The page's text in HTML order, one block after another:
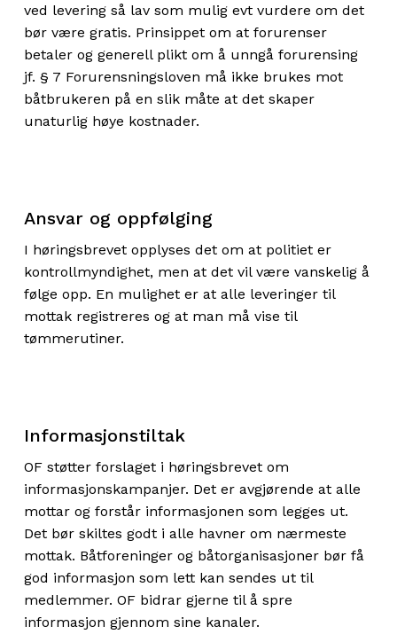
ved levering så lav som mulig evt vurdere om det
bør være gratis. Prinsippet om at forurenser
betaler og generell plikt om å unngå forurensing
jf. § 7 Forurensningsloven må ikke brukes mot
båtbrukeren på en slik måte at det skaper
unaturlig høye kostnader.
Ansvar og oppfølging
I høringsbrevet opplyses det om at politiet er
kontrollmyndighet, men at det vil være vanskelig å
følge opp. En mulighet er at alle leveringer til
mottak registreres og at man må vise til
tømmerutiner.
Informasjonstiltak
OF støtter forslaget i høringsbrevet om
informasjonskampanjer. Det er avgjørende at alle
mottar og forstår informasjonen som legges ut.
Det bør skiltes godt i alle havner om nærmeste
mottak. Båtforeninger og båtorganisasjoner bør få
god informasjon som lett kan sendes ut til
medlemmer. OF bidrar gjerne til å spre
informasjon gjennom sine kanaler.